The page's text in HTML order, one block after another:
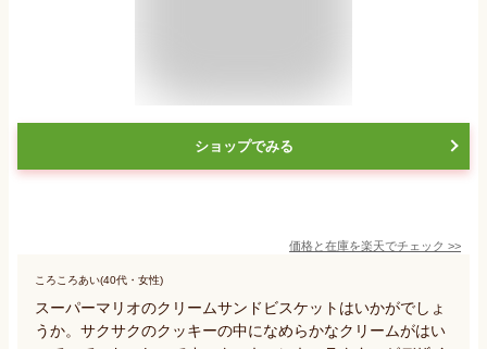
ショップでみる
価格と在庫を楽天でチェック >>
ころころあい(40代・女性)
スーパーマリオのクリームサンドビスケットはいかがでしょ
うか。サクサクのクッキーの中になめらかなクリームがはい